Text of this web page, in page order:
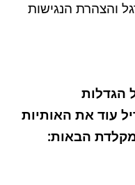
והצהרת הנגישות
הגדלות
עוד את האותיות
הבאות: